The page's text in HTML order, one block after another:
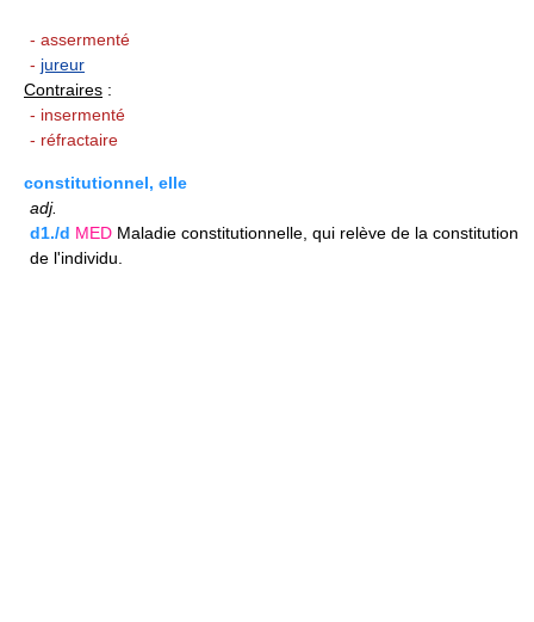
- assermenté
- jureur
Contraires :
- insermenté
- réfractaire
constitutionnel, elle
adj.
d1./d MED Maladie constitutionnelle, qui relève de la constitution
de l'individu.